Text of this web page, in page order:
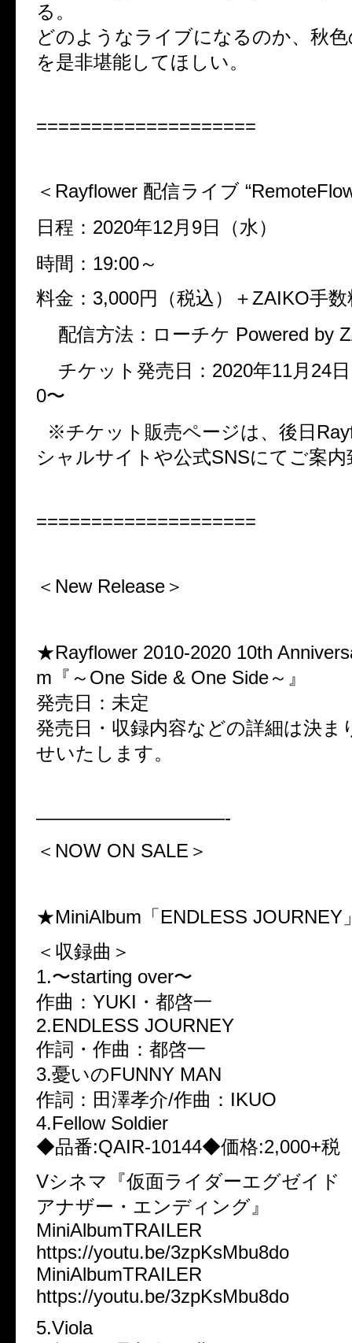
る。
どのようなライブになるのか、秋色
を是非堪能してほしい。
====================
＜Rayflower 配信ライブ
日程：2020年12月9日（水）
時間：19:00～
料金：3,000円（税込）＋ZAIKO手数
配信方法：ローチケ Powered by
チケット発売日：2020年11月24
0〜
※チケット販売ページは、後日
シャルサイトや公式SNSにてご案
====================
＜New Release＞
★Rayflower 2010-2020 10th
m『～One Side & One Side～』
発売日：未定
発売日・収録内容などの詳細は決ま
せいたします。
——————————-
＜NOW ON SALE＞
★MiniAlbum「ENDLESS JOURNEY
＜収録曲＞
1.〜starting over〜
作曲：YUKI・都啓一
2.ENDLESS JOURNEY
作詞・作曲：都啓一
3.憂いのFUNNY MAN
作詞：田澤孝介/作曲：IKUO
4.Fellow Soldier
◆品番:QAIR-10144◆価格:2,000+税
Vシネマ『仮面ライダーエグゼイド
アナザー・エンディング』
MiniAlbumTRAILER
https://youtu.be/3zpKsMbu8do
MiniAlbumTRAILER
https://youtu.be/3zpKsMbu8do
5.Viola